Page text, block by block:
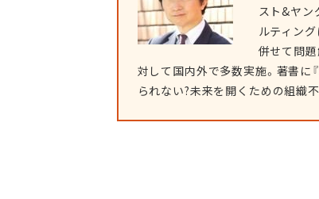
スト&ヤン
ルティン
併せて問
対して国内外で多数実施。著書に
られない?未来を開くための組織不